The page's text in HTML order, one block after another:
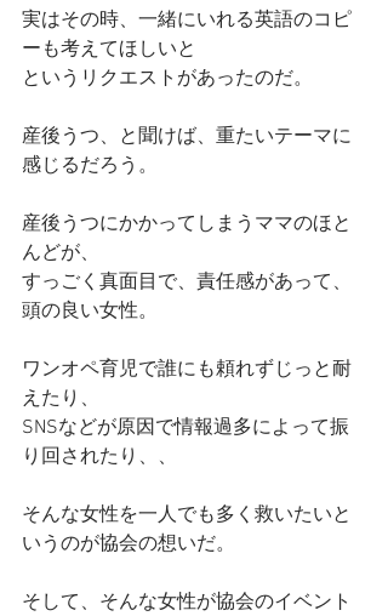
実はその時、一緒にいれる英語のコピ
ーも考えてほしいと
というリクエストがあったのだ。
産後うつ、と聞けば、重たいテーマに
感じるだろう。
産後うつにかかってしまうママのほと
んどが、
すっごく真面目で、責任感があって、
頭の良い女性。
ワンオペ育児で誰にも頼れずじっと耐
えたり、
SNSなどが原因で情報過多によって振
り回されたり、、
そんな女性を一人でも多く救いたいと
いうのが協会の想いだ。
そして、そんな女性が協会のイベント